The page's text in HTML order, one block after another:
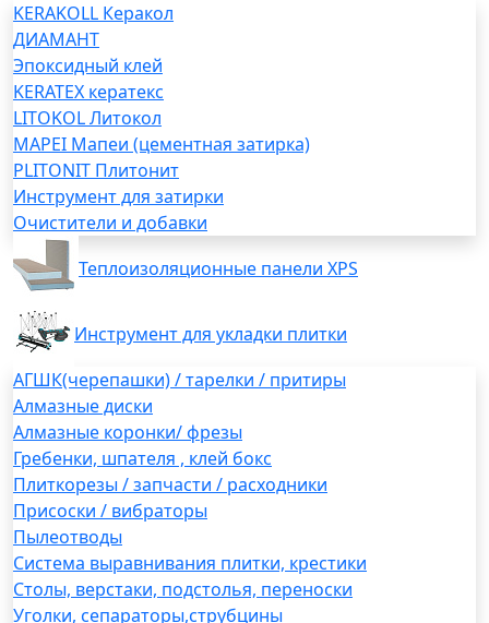
KERAKOLL Керакол
ДИАМАНТ
Эпоксидный клей
KERATEX кератекс
LITOKOL Литокол
MAPEI Мапеи (цементная затирка)
PLITONIT Плитонит
Инструмент для затирки
Очистители и добавки
Теплоизоляционные панели XPS
Инструмент для укладки плитки
АГШК(черепашки) / тарелки / притиры
Алмазные диски
Алмазные коронки/ фрезы
Гребенки, шпателя , клей бокс
Плиткорезы / запчасти / расходники
Присоски / вибраторы
Пылеотводы
Система выравнивания плитки, крестики
Столы, верстаки, подстолья, переноски
Уголки, сепараторы,струбцины